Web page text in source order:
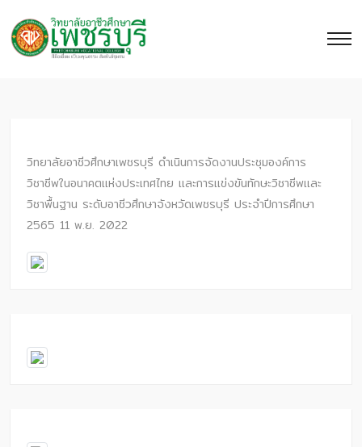
วิทยาลัยอาชีวศึกษาเพชรบุรี ดำเนินการจัดงานประชุมองค์การ
วิชาชีพในอนาคตแห่งประเทศไทย และการแข่งขันทักษะวิชาชีพและ
วิชาพื้นฐาน ระดับอาชีวศึกษาจังหวัดเพชรบุรี ประจำปีการศึกษา
2565 11 พ.ย. 2022